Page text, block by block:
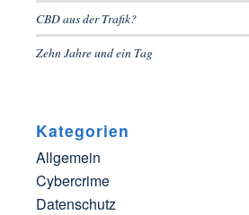
CBD aus der Trafik?
Zehn Jahre und ein Tag
Kategorien
Allgemein
Cybercrime
Datenschutz